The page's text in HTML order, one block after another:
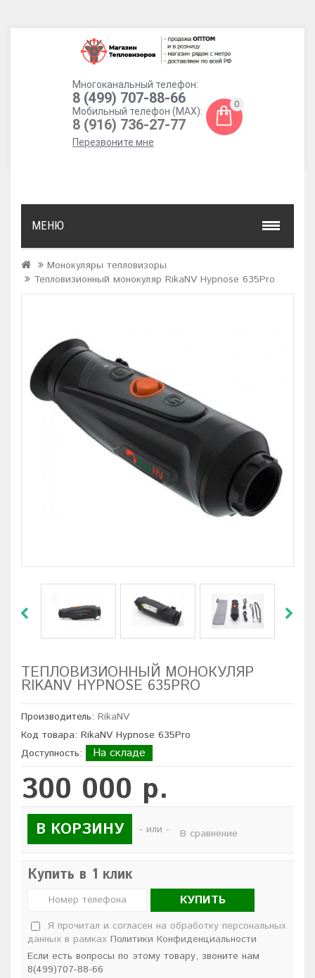
Многоканальный телефон:
8 (499) 707-88-66
Мобильный телефон (MAX):
8 (916) 736-27-77
Перезвоните мне
0
МЕНЮ
Монокуляры тепловизоры
Тепловизионный монокуляр RikaNV Hypnose 635Pro
ТЕПЛОВИЗИОННЫЙ МОНОКУЛЯР
RIKANV HYPNOSE 635PRO
Производитель: RikaNV
Код товара: RikaNV Hypnose 635Pro
Доступность:
На складе
300 000 р.
В КОРЗИНУ - или - В сравнение
Купить в 1 клик
КУПИТЬ
Я прочитал и согласен на обработку персональных
данных в рамках Политики Конфиденциальности
Если есть вопросы по этому товару, звоните нам
8(499)707-88-66